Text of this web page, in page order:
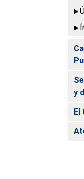
y
El